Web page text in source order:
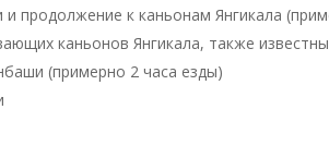
продолжение к каньонам Янгикала
каньонов Янгикала, также
(примерно 2 часа езды)